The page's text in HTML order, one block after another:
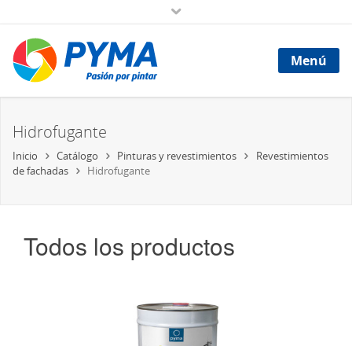
Menú
Hidrofugante
Inicio Catálogo Pinturas y revestimientos
Revestimientos
de fachadas
Hidrofugante
Todos los productos